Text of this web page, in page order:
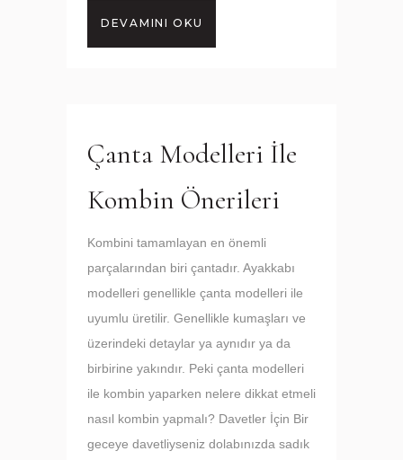
DEVAMINI OKU
Çanta Modelleri İle
Kombin Önerileri
Kombini tamamlayan en önemli
parçalarından biri çantadır. Ayakkabı
modelleri genellikle çanta modelleri ile
uyumlu üretilir. Genellikle kumaşları ve
üzerindeki detaylar ya aynıdır ya da
birbirine yakındır. Peki çanta modelleri
ile kombin yaparken nelere dikkat etmeli
nasıl kombin yapmalı? Davetler İçin Bir
geceye davetliyseniz dolabınızda sadık